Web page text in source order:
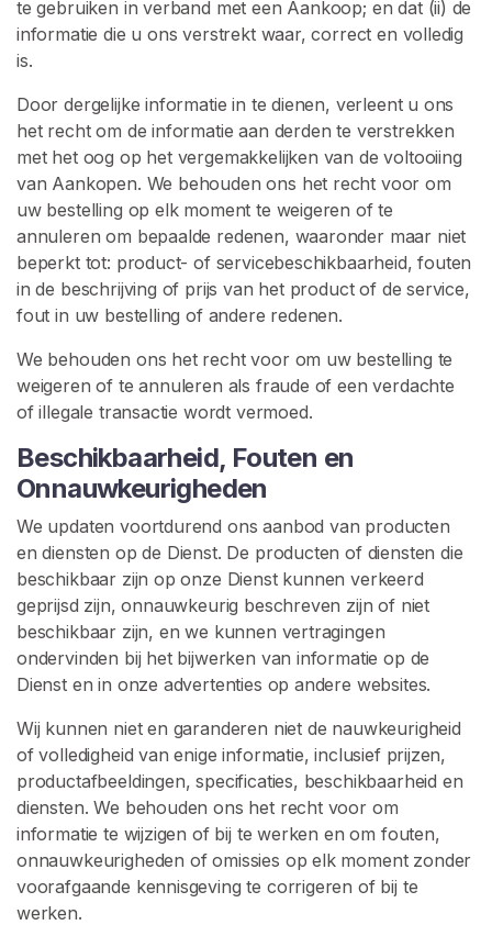
te gebruiken in verband met een Aankoop; en dat (ii) de
informatie die u ons verstrekt waar, correct en volledig
is.
Door dergelijke informatie in te dienen, verleent u ons
het recht om de informatie aan derden te verstrekken
met het oog op het vergemakkelijken van de voltooiing
van Aankopen. We behouden ons het recht voor om
uw bestelling op elk moment te weigeren of te
annuleren om bepaalde redenen, waaronder maar niet
beperkt tot: product- of servicebeschikbaarheid, fouten
in de beschrijving of prijs van het product of de service,
fout in uw bestelling of andere redenen.
We behouden ons het recht voor om uw bestelling te
weigeren of te annuleren als fraude of een verdachte
of illegale transactie wordt vermoed.
Beschikbaarheid, Fouten en
Onnauwkeurigheden
We updaten voortdurend ons aanbod van producten
en diensten op de Dienst. De producten of diensten die
beschikbaar zijn op onze Dienst kunnen verkeerd
geprijsd zijn, onnauwkeurig beschreven zijn of niet
beschikbaar zijn, en we kunnen vertragingen
ondervinden bij het bijwerken van informatie op de
Dienst en in onze advertenties op andere websites.
Wij kunnen niet en garanderen niet de nauwkeurigheid
of volledigheid van enige informatie, inclusief prijzen,
productafbeeldingen, specificaties, beschikbaarheid en
diensten. We behouden ons het recht voor om
informatie te wijzigen of bij te werken en om fouten,
onnauwkeurigheden of omissies op elk moment zonder
voorafgaande kennisgeving te corrigeren of bij te
werken.
r
s
B
a
d
e
r
e
n
L
a
t
e
x
o
n
e
n
t
L
a
t
e
x
K
l
e
d
i
n